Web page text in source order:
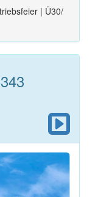
| Ü30/